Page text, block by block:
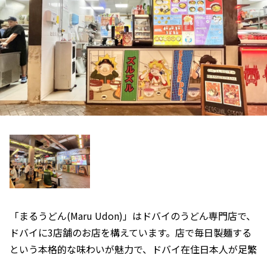
「まるうどん(Maru Udon)」はドバイのうどん専門店で、
ドバイに3店舗のお店を構えています。店で毎日製麺する
という本格的な味わいが魅力で、ドバイ在住日本人が足繁